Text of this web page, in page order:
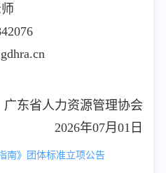
广东省人力资源管理协会
2026年07月01日
南》团体标准立项公告